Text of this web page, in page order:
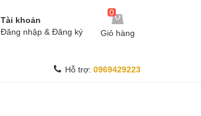
0
Giỏ hàng
Tài khoản
Đăng nhập & Đăng ký
Hỗ trợ: 0969429223